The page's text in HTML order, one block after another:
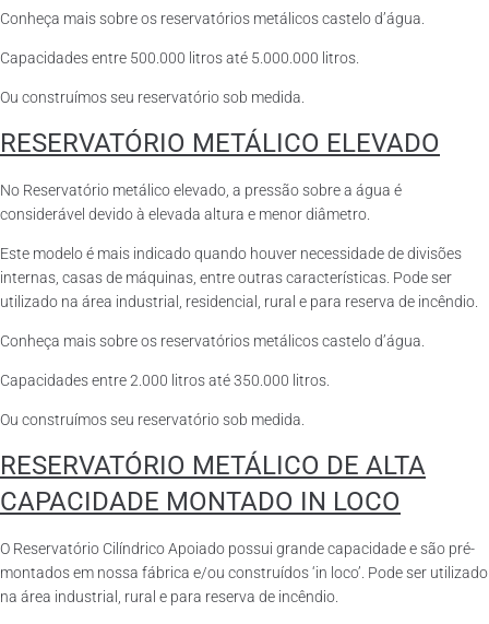
Conheça mais sobre os reservatórios metálicos castelo d’água.
Capacidades entre 500.000 litros até 5.000.000 litros.
Ou construímos seu reservatório sob medida.
RESERVATÓRIO METÁLICO ELEVADO
No Reservatório metálico elevado, a pressão sobre a água é
considerável devido à elevada altura e menor diâmetro.
Este modelo é mais indicado quando houver necessidade de divisões
internas, casas de máquinas, entre outras características. Pode ser
utilizado na área industrial, residencial, rural e para reserva de incêndio.
Conheça mais sobre os reservatórios metálicos castelo d’água.
Capacidades entre 2.000 litros até 350.000 litros.
Ou construímos seu reservatório sob medida.
RESERVATÓRIO METÁLICO DE ALTA
CAPACIDADE MONTADO IN LOCO
O Reservatório Cilíndrico Apoiado possui grande capacidade e são pré-
montados em nossa fábrica e/ou construídos ‘in loco’. Pode ser utilizado
na área industrial, rural e para reserva de incêndio.